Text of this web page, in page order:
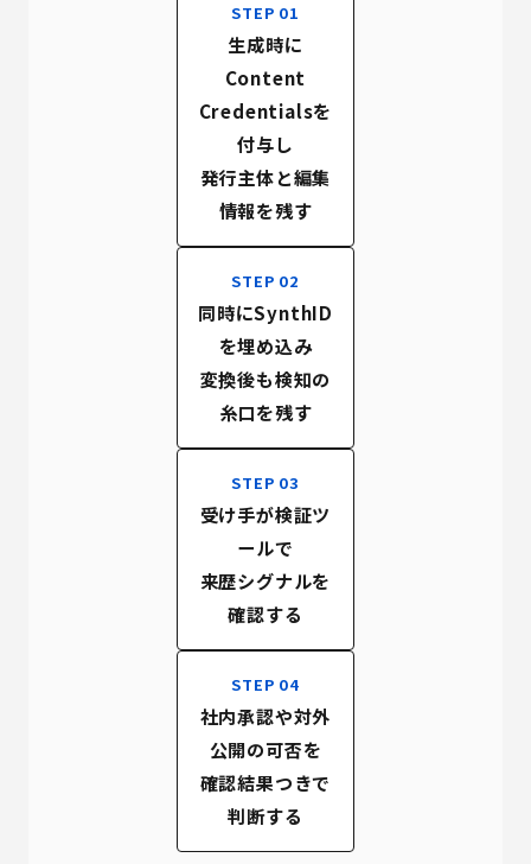
STEP 01
生成時に
Content
Credentialsを
付与し
発行主体と編集
情報を残す
STEP 02
同時にSynthID
を埋め込み
変換後も検知の
糸口を残す
STEP 03
受け手が検証ツ
ールで
来歴シグナルを
確認する
STEP 04
社内承認や対外
公開の可否を
確認結果つきで
判断する